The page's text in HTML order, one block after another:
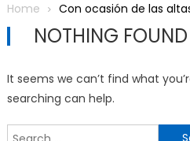
Home Con ocasión de las
NOTHING FOUND
It seems we can’t find what
searching can help.